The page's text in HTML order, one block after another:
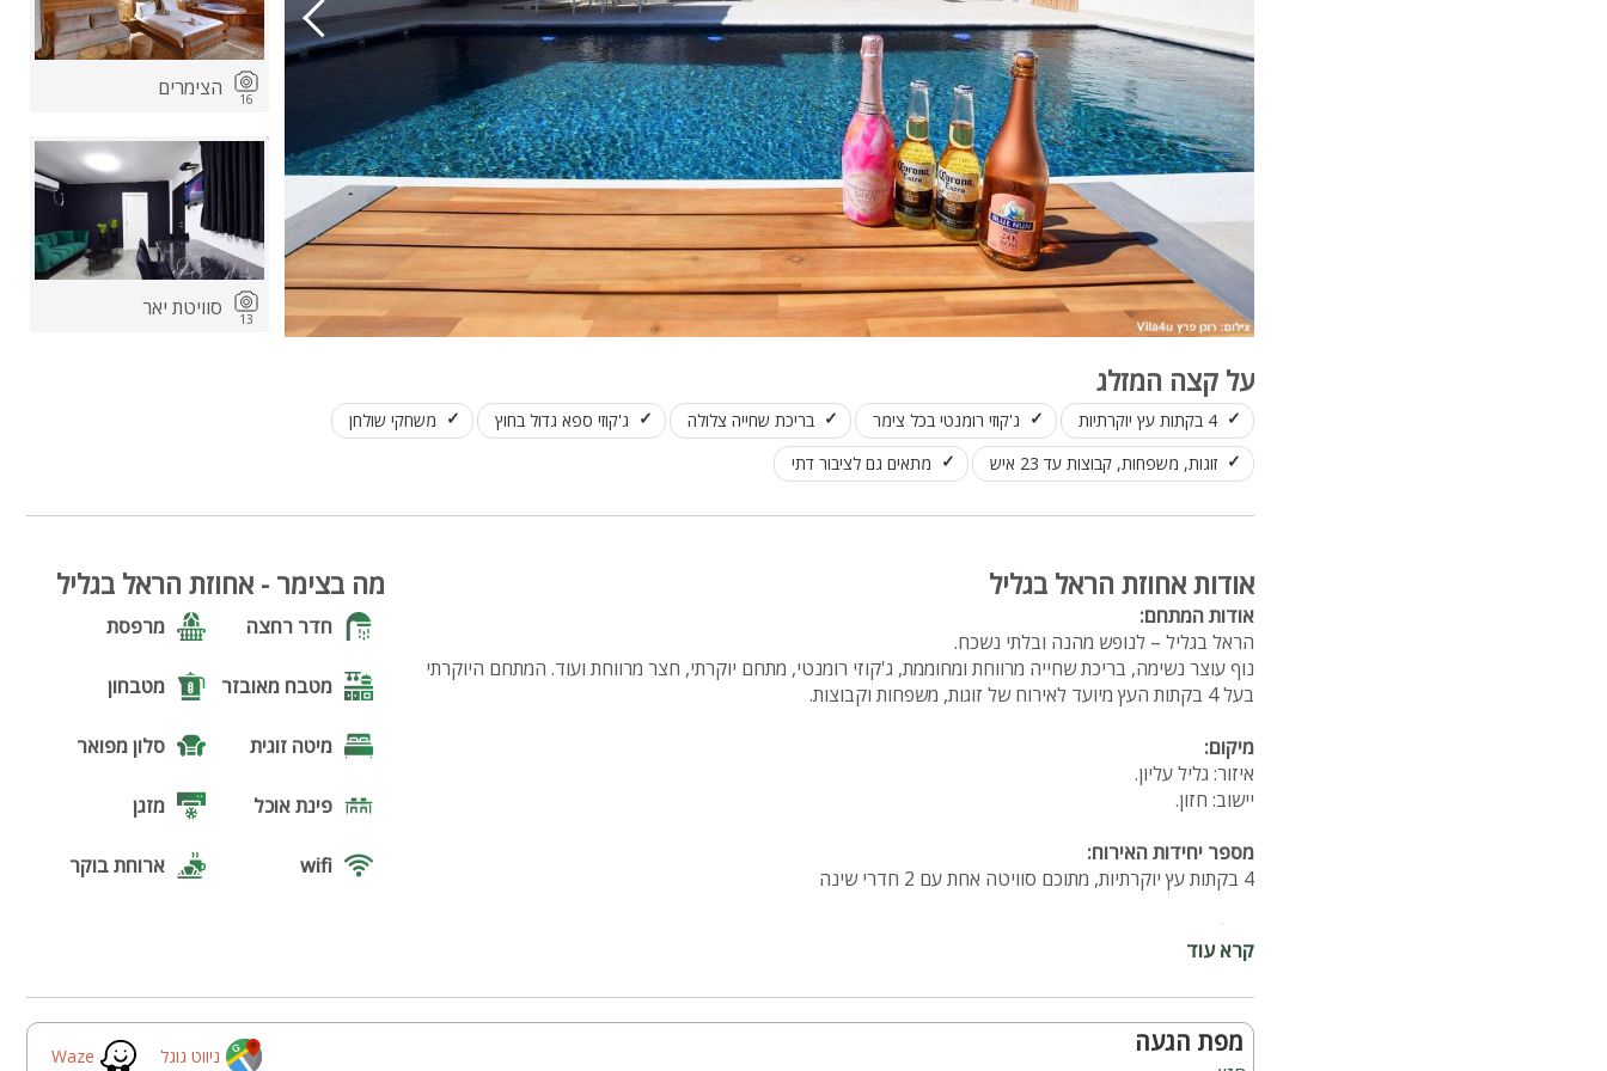
16 הצימרים
13 סוויטת יאר
על קצה המזלג
4 בקתות עץ יוקרתיות ג'קוזי רומנטי בכל צימר בריכת שחייה צלולה ג'קוזי ספא גדול בחוץ
משחקי שולחן
זוגות, משפחות, קבוצות עד 23 איש
מתאים גם לציבור דתי
אודות אחוזת הראל בגליל
אודות המתחם:
הראל בגליל – לנופש מהנה ובלתי נשכח.
נוף עוצר נשימה, בריכת שחייה מרווחת ומחוממת, ג'קוזי רומנטי, מתחם יוקרתי, חצר מרווחת ועוד. המתחם היוקרתי
בעל 4 בקתות העץ מיועד לאירוח של זוגות, משפחות וקבוצות.
מיקום:
איזור: גליל עליון.
יישוב: חזון.
מספר יחידות האירוח:
4 בקתות עץ יוקרתיות, מתוכם סוויטה אחת עם 2 חדרי שינה
קהל יעד:
זוגות, משפחות וקבוצות מתאים למסיבות רווקים/רווקות , ימי כיף , גיבוש
בריכת שחייה צלולה ומחוממת.
קרא עוד
מה בצימר - אחוזת הראל בגליל
חדר רחצה מרפסת
מטבח מאובזר מטבחון
מיטה זוגית סלון מפואר
פינת אוכל מזגן
wifi
ארוחת בוקר
פינת מנגל פינות ישיבהWaze ניווט גוגל מפת הגעה